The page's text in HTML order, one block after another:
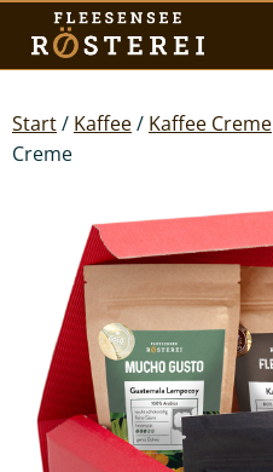
Start/ Kaffee/ Kaffee Creme
Creme